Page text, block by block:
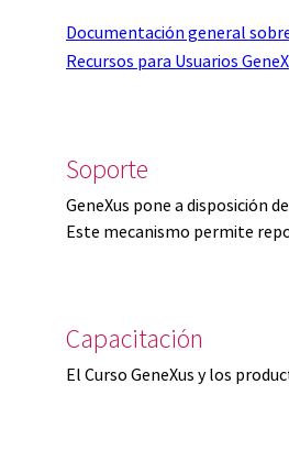
Documentación general
Recursos para Usuarios
Soporte
GeneXus pone a disposición
Este mecanismo permite
Capacitación
El Curso GeneXus y los